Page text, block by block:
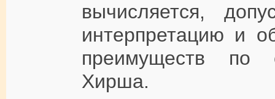
вычисляется,
интерпретацию и
преимуществ по
Хирша.